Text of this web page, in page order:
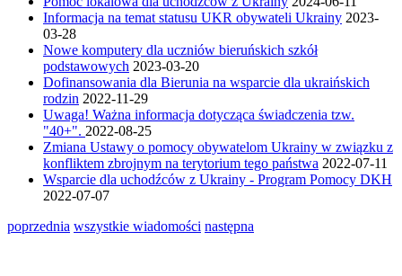
Informacja na temat statusu UKR obywateli Ukrainy 2023-
03-28
Nowe komputery dla uczniów bieruńskich szkół
podstawowych 2023-03-20
Dofinansowania dla Bierunia na wsparcie dla ukraińskich
rodzin 2022-11-29
Uwaga! Ważna informacja dotycząca świadczenia tzw.
"40+". 2022-08-25
Zmiana Ustawy o pomocy obywatelom Ukrainy w związku z
konfliktem zbrojnym na terytorium tego państwa 2022-07-11
Wsparcie dla uchodźców z Ukrainy - Program Pomocy DKH
2022-07-07
poprzednia wszystkie wiadomości następna